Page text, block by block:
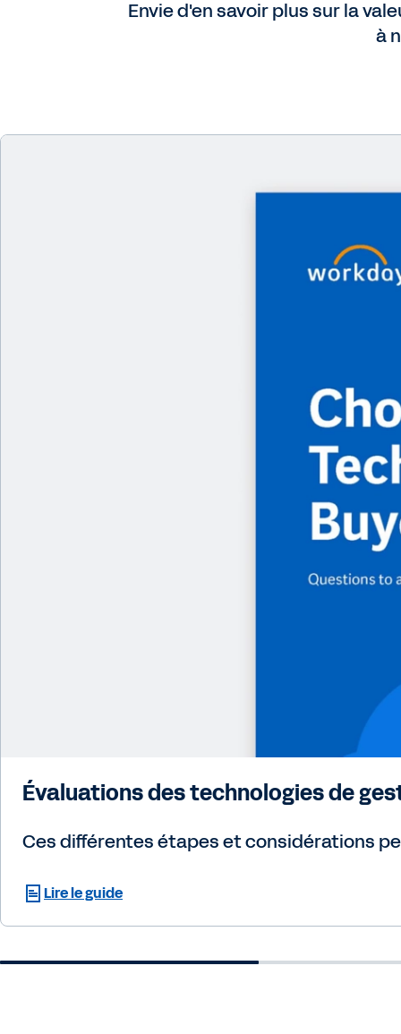
Envie d'en savoir plus sur la
à
Évaluations des technologies de
Ces différentes étapes et considérations
Lire le guide